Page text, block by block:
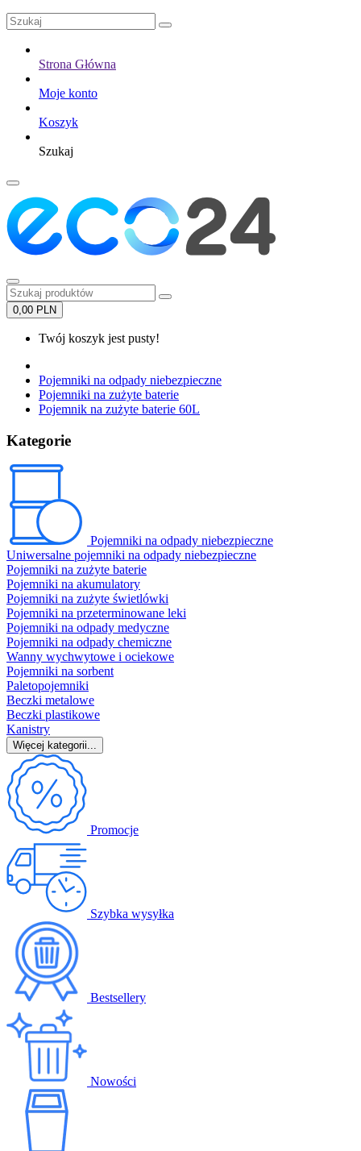
Strona Główna
Moje konto
Koszyk
Szukaj
0,00 PLN
Twój koszyk jest pusty!
Pojemniki na odpady niebezpieczne
Pojemniki na zużyte baterie
Pojemnik na zużyte baterie 60L
Kategorie
Pojemniki na odpady niebezpieczne
Uniwersalne pojemniki na odpady niebezpieczne
Pojemniki na zużyte baterie
Pojemniki na akumulatory
Pojemniki na zużyte świetlówki
Pojemniki na przeterminowane leki
Pojemniki na odpady medyczne
Pojemniki na odpady chemiczne
Wanny wychwytowe i ociekowe
Pojemniki na sorbent
Paletopojemniki
Beczki metalowe
Beczki plastikowe
Kanistry
Więcej kategorii...
Promocje
Szybka wysyłka
Bestsellery
Nowości